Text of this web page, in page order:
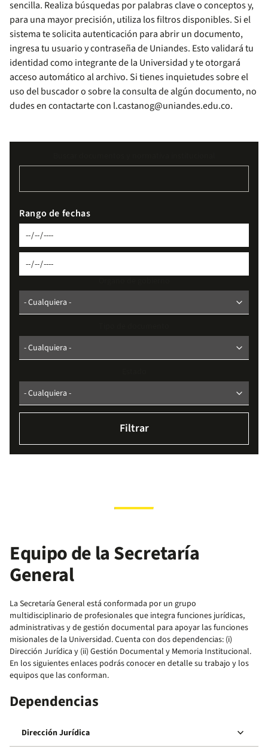
sencilla. Realiza búsquedas por palabras clave o conceptos y,
para una mayor precisión, utiliza los filtros disponibles. Si el
sistema te solicita autenticación para abrir un documento,
ingresa tu usuario y contraseña de Uniandes. Esto validará tu
identidad como integrante de la Universidad y te otorgará
acceso automático al archivo. Si tienes inquietudes sobre el
uso del buscador o sobre la consulta de algún documento, no
dudes en contactarte con l.castanog@uniandes.edu.co.
Rango de fechas
Equipo de la Secretaría
General
La Secretaría General está conformada por un grupo
multidisciplinario de profesionales que integra funciones jurídicas,
administrativas y de gestión documental para apoyar las funciones
misionales de la Universidad. Cuenta con dos dependencias: (i)
Dirección Jurídica y (ii) Gestión Documental y Memoria Institucional.
En los siguientes enlaces podrás conocer en detalle su trabajo y los
equipos que las conforman.
Dependencias
Dirección Jurídica keyboard_arrow_down